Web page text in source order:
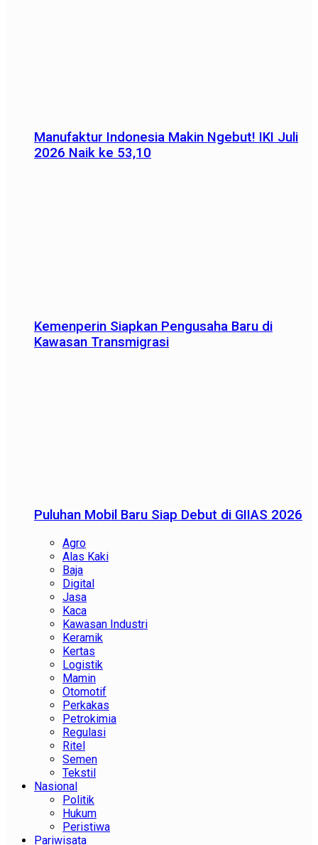
Manufaktur Indonesia Makin Ngebut! IKI Juli
2026 Naik ke 53,10
Kemenperin Siapkan Pengusaha Baru di
Kawasan Transmigrasi
Puluhan Mobil Baru Siap Debut di GIIAS 2026
Agro
Alas Kaki
Baja
Digital
Jasa
Kaca
Kawasan Industri
Keramik
Kertas
Logistik
Mamin
Otomotif
Perkakas
Petrokimia
Regulasi
Ritel
Semen
Tekstil
Nasional
Politik
Hukum
Peristiwa
Pariwisata